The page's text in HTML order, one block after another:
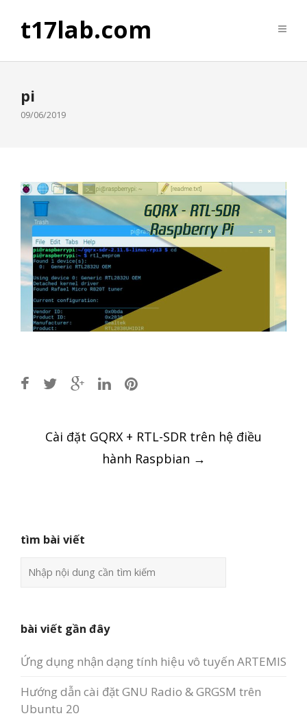
t17lab.com
pi
09/06/2019
Post
navigation
Cài đặt GQRX + RTL-SDR trên hệ điều
hành Raspbian →
tìm bài viết
bài viết gần đây
Ứng dụng nhận dạng tính hiệu vô tuyến ARTEMIS
Hướng dẫn cài đặt GNU Radio & GRGSM trên
Ubuntu 20